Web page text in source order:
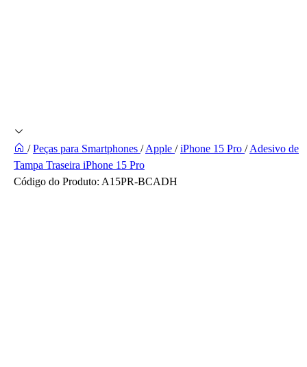
/ Peças para Smartphones /Apple / iPhone 15 Pro /Adesivo de
Tampa Traseira iPhone 15 Pro
Código do Produto: A15PR-BCADH